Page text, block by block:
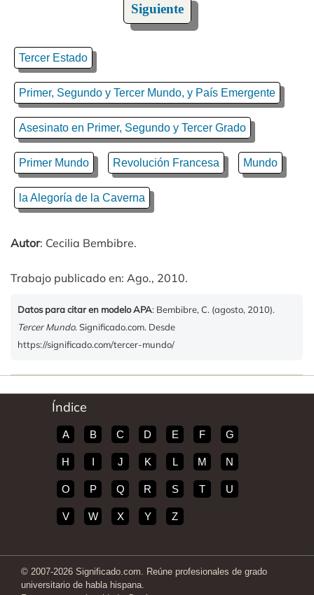
Siguiente
Tercer Estado
Primer, Segundo y Tercer Mundo, y País Emergente
Asesinato en Primer, Segundo y Tercer Grado
Primer Mundo Revolución Francesa Mundo
la Alegoría de la Caverna
Autor: Cecilia Bembibre.
Trabajo publicado en: Ago., 2010.
Datos para citar en modelo APA: Bembibre, C. (agosto, 2010).
Tercer Mundo. Significado.com. Desde
https://significado.com/tercer-mundo/
Índice
A B C D E F G
H I J K L M N
O P Q R S T U
V W X Y Z
© 2007-2026 Significado.com. Reúne profesionales de grado
universitario de habla hispana.